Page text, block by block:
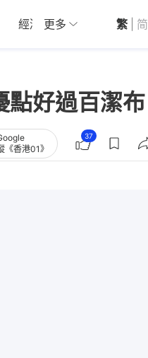
經濟 01深圳 觀點
更多 繁 简
點好過百潔布
《香港01》
37